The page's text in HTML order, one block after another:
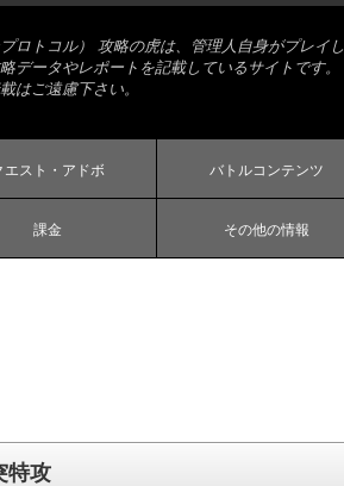
ロトコル） 攻略の虎は、管理人自身がプレイし
データやレポートを記載しているサイトです。
はご遠慮下さい。
エスト・アドボ バトルコンテンツ
課金 その他の情報
特攻